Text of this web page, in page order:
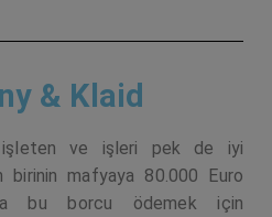
& Klaid
ve işleri pek de iyi
birinin mafyaya 80.000 Euro
bu borcu ödemek için